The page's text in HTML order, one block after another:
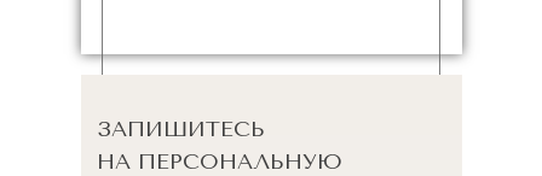
ЗАПИШИТЕСЬ
НА ПЕРСОНАЛЬНУЮ